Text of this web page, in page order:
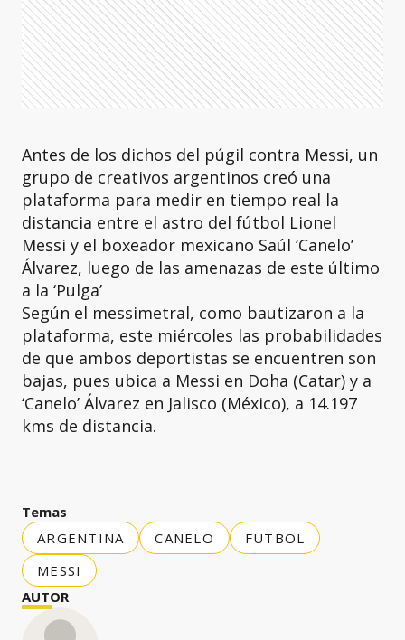
Antes de los dichos del púgil contra Messi, un
grupo de creativos argentinos creó una
plataforma para medir en tiempo real la
distancia entre el astro del fútbol Lionel
Messi y el boxeador mexicano Saúl ‘Canelo’
Álvarez, luego de las amenazas de este último
a la ‘Pulga’
Según el messimetral, como bautizaron a la
plataforma, este miércoles las probabilidades
de que ambos deportistas se encuentren son
bajas, pues ubica a Messi en Doha (Catar) y a
‘Canelo’ Álvarez en Jalisco (México), a 14.197
kms de distancia.
Temas
ARGENTINA
CANELO
FUTBOL
MESSI
AUTOR